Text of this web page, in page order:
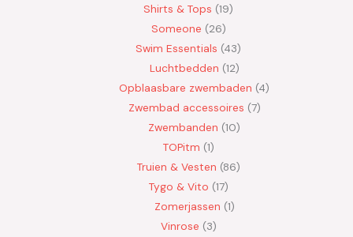
Shirts & Tops 19
Someone 26
Swim Essentials 43
Luchtbedden 12
Opblaasbare zwembaden 4
Zwembad accessoires 7
Zwembanden 10
TOPitm 1
Truien & Vesten 86
Tygo & Vito 17
Zomerjassen 1
Vinrose 3